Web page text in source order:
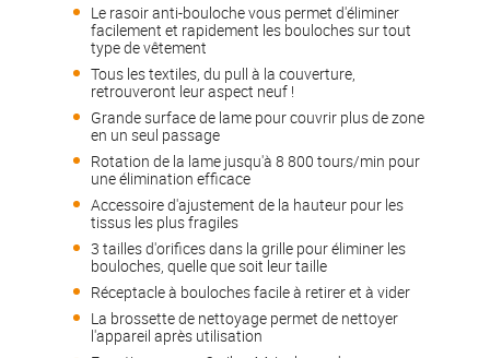
Le rasoir anti-bouloche vous permet d'éliminer
facilement et rapidement les bouloches sur tout
type de vêtement
Tous les textiles, du pull à la couverture,
retrouveront leur aspect neuf !
Grande surface de lame pour couvrir plus de zone
en un seul passage
Rotation de la lame jusqu'à 8 800 tours/min pour
une élimination efficace
Accessoire d'ajustement de la hauteur pour les
tissus les plus fragiles
3 tailles d'orifices dans la grille pour éliminer les
bouloches, quelle que soit leur taille
Réceptacle à bouloches facile à retirer et à vider
La brossette de nettoyage permet de nettoyer
l'appareil après utilisation